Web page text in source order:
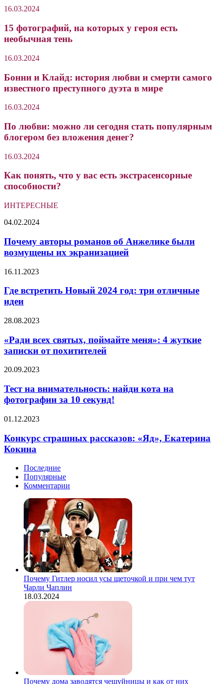
16.03.2024
15 фотографий, на которых у героя есть
необычная тень
16.03.2024
Бонни и Клайд: история любви и смерти самого
известного преступного дуэта в мире
16.03.2024
По любви: можно ли сегодня стать популярным
блогером без вложения денег?
16.03.2024
Как понять, что у вас есть экстрасенсорные
способности?
ИНТЕРЕСНЫЕ
Почему
романов
об
Анжелике
возмущены
экранизацией
04.02.2024
Почему авторы романов об Анжелике были
возмущены их экранизацией
Где
Новый
2024
год:
отличные
16.11.2023
Где встретить Новый 2024 год: три отличные
идеи
«Ради
святых,
поймайте
меня»:
жуткие
от
похитителей
28.08.2023
«Ради всех святых, поймайте меня»: 4 жуткие
записки от похитителей
Тест
внимательность:
найди
кота
фотографии
10
секунд!
20.09.2023
Тест на внимательность: найди кота на
фотографии за 10 секунд!
Конкурс
рассказов:
«Яд»,
Екатерина
01.12.2023
Конкурс страшных рассказов: «Яд», Екатерина
Кокина
Последние
Популярные
Комментарии
Почему Гитлер носил усы щеточкой и при чем тут
Чарли Чаплин
18.03.2024
Почему дома заводятся чешуйницы и как от них